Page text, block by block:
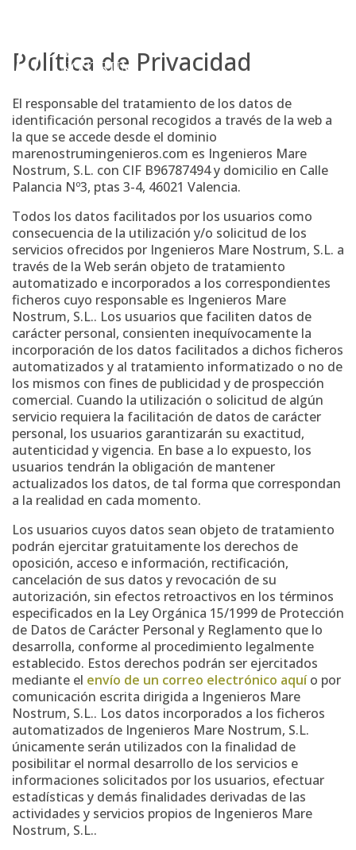
Política de Privacidad
El responsable del tratamiento de los datos de
identificación personal recogidos a través de la web a
la que se accede desde el dominio
marenostrumingenieros.com es Ingenieros Mare
Nostrum, S.L. con CIF B96787494 y domicilio en Calle
Palancia Nº3, ptas 3-4, 46021 Valencia.
Todos los datos facilitados por los usuarios como
consecuencia de la utilización y/o solicitud de los
servicios ofrecidos por Ingenieros Mare Nostrum, S.L. a
través de la Web serán objeto de tratamiento
automatizado e incorporados a los correspondientes
ficheros cuyo responsable es Ingenieros Mare
Nostrum, S.L.. Los usuarios que faciliten datos de
carácter personal, consienten inequívocamente la
incorporación de los datos facilitados a dichos ficheros
automatizados y al tratamiento informatizado o no de
los mismos con fines de publicidad y de prospección
comercial. Cuando la utilización o solicitud de algún
servicio requiera la facilitación de datos de carácter
personal, los usuarios garantizarán su exactitud,
autenticidad y vigencia. En base a lo expuesto, los
usuarios tendrán la obligación de mantener
actualizados los datos, de tal forma que correspondan
a la realidad en cada momento.
Los usuarios cuyos datos sean objeto de tratamiento
podrán ejercitar gratuitamente los derechos de
oposición, acceso e información, rectificación,
cancelación de sus datos y revocación de su
autorización, sin efectos retroactivos en los términos
especificados en la Ley Orgánica 15/1999 de Protección
de Datos de Carácter Personal y Reglamento que lo
desarrolla, conforme al procedimiento legalmente
establecido. Estos derechos podrán ser ejercitados
mediante el envío de un correo electrónico aquío por
comunicación escrita dirigida a Ingenieros Mare
Nostrum, S.L.. Los datos incorporados a los ficheros
automatizados de Ingenieros Mare Nostrum, S.L.
únicamente serán utilizados con la finalidad de
posibilitar el normal desarrollo de los servicios e
informaciones solicitados por los usuarios, efectuar
estadísticas y demás finalidades derivadas de las
actividades y servicios propios de Ingenieros Mare
Nostrum, S.L..